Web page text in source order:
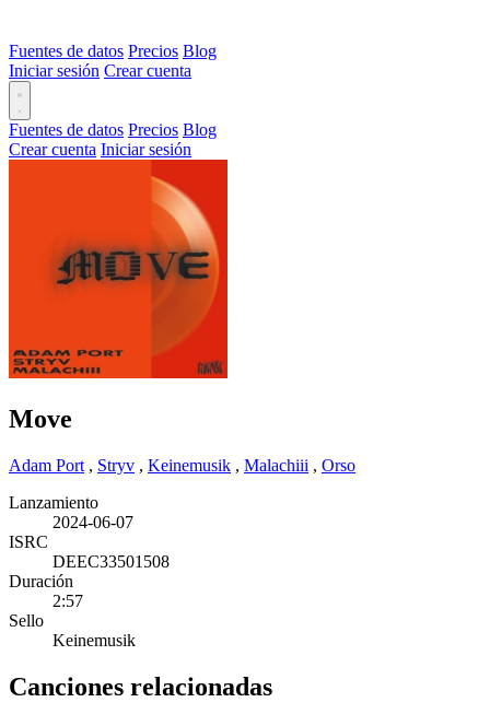
Fuentes de datos Precios Blog
Iniciar sesión Crear cuenta
Fuentes de datos Precios Blog
Crear cuenta Iniciar sesión
Move
Adam Port , Stryv , Keinemusik , Malachiii , Orso
Lanzamiento
2024-06-07
ISRC
DEEC33501508
Duración
2:57
Sello
Keinemusik
Canciones relacionadas